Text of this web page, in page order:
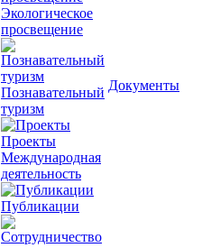
Экологическое
просвещение
Познавательный
туризм
Проекты
Международная
деятельность
Публикации
Документы